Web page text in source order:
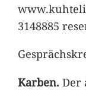
3148885
Karben.Der